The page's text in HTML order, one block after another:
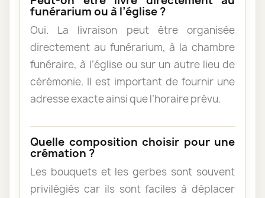
funérarium ou à l’église ?
Oui. La livraison peut être organisée
directement au funérarium, à la chambre
funéraire, à l’église ou sur un autre lieu de
cérémonie. Il est important de fournir une
adresse exacte ainsi que l’horaire prévu.
Quelle composition choisir pour une
crémation ?
Les bouquets et les gerbes sont souvent
privilégiés car ils sont faciles à déplacer